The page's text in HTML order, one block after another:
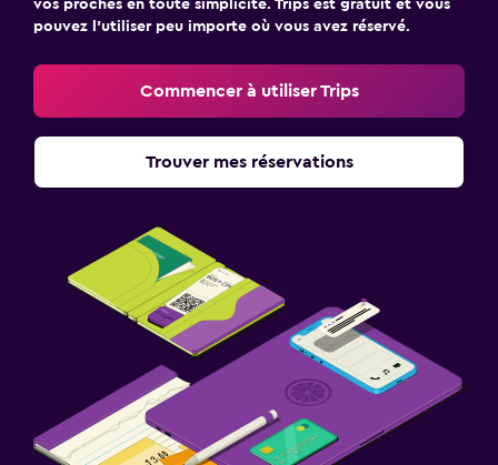
vos proches en toute simplicité. Trips est gratuit et vous
pouvez l’utiliser peu importe où vous avez réservé.
Commencer à utiliser Trips
Trouver mes réservations